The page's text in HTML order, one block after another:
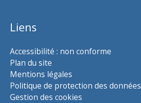
Liens
Accessibilité : non conforme
Plan du site
Mentions légales
Politique de protection des données
Gestion des cookies